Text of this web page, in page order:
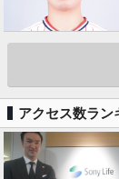
アクセス数ラン